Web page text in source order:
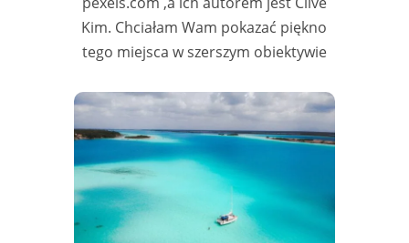
Kim. Chciałam Wam pokazać piękno
tego miejsca w szerszym obiektywie